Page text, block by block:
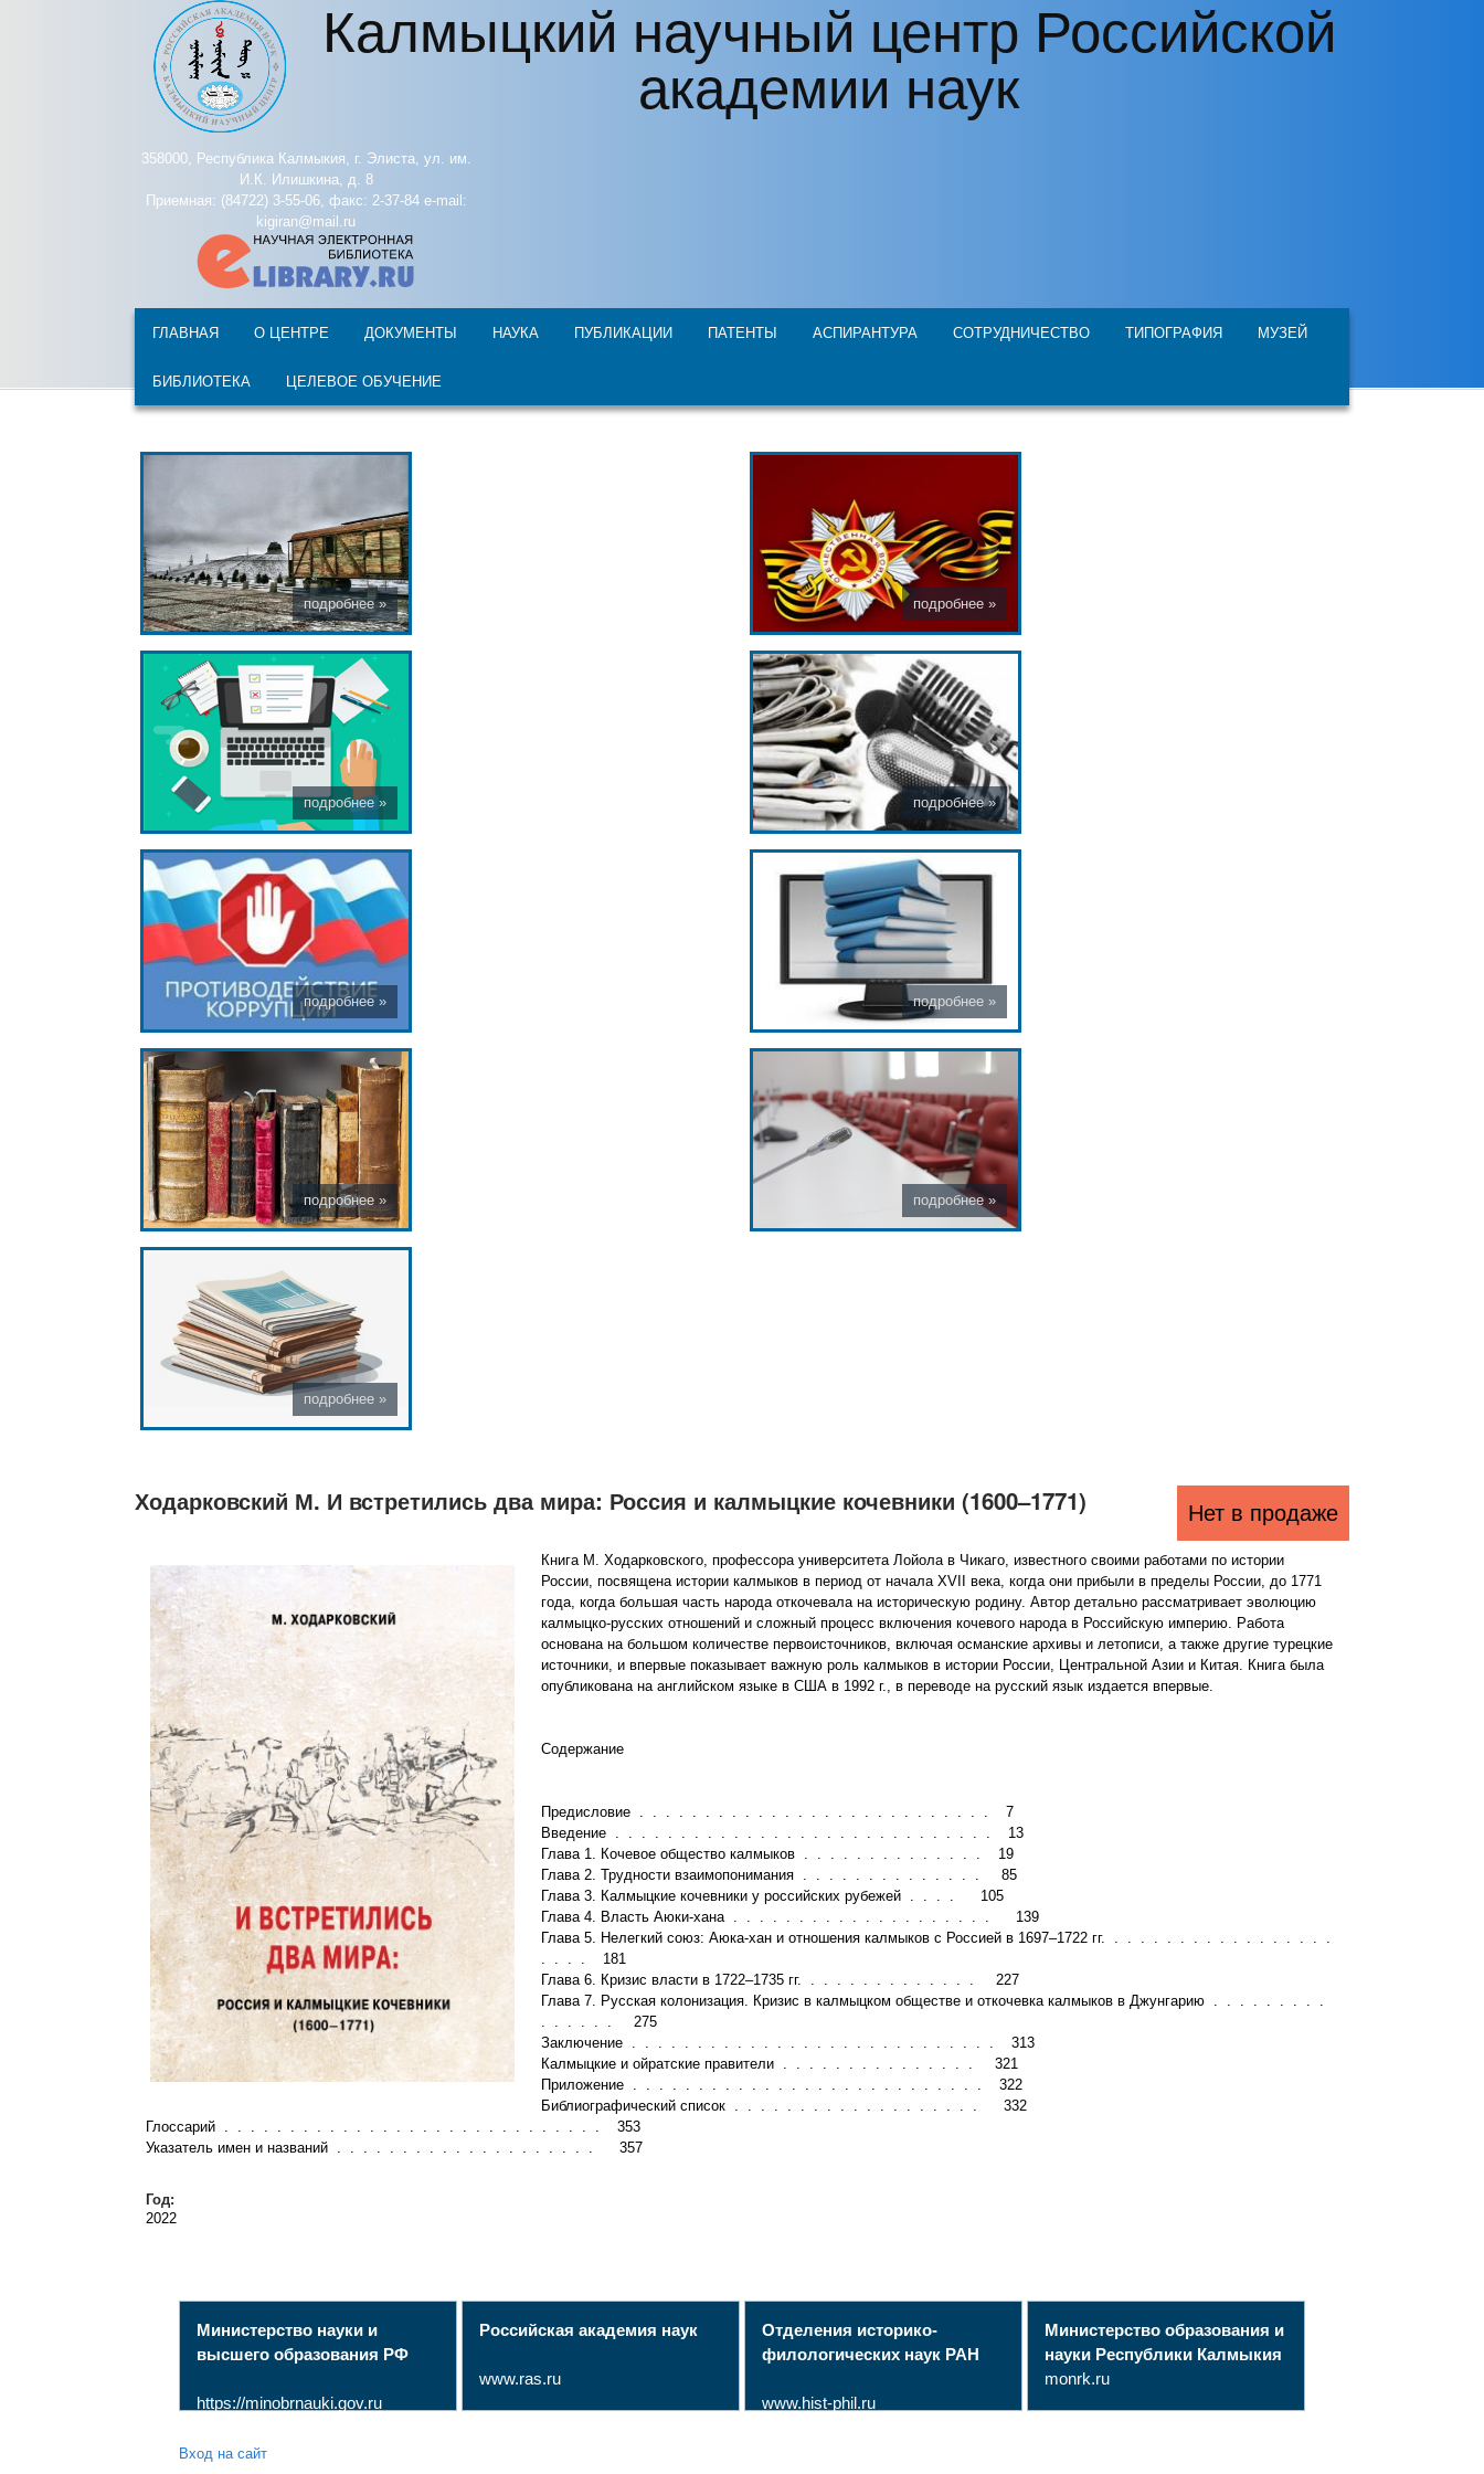
Перейти к основному содержанию Калмыцкий научный центр Российской
академии наук
358000, Республика Калмыкия, г. Элиста, ул. им.
И.К. Илишкина, д. 8
Приемная: (84722) 3-55-06, факс: 2-37-84 e-mail:
kigiran@mail.ru
ГЛАВНАЯ О ЦЕНТРЕ ДОКУМЕНТЫ НАУКА ПУБЛИКАЦИИ ПАТЕНТЫ АСПИРАНТУРА СОТРУДНИЧЕСТВО ТИПОГРАФИЯ МУЗЕЙ
БИБЛИОТЕКА ЦЕЛЕВОЕ ОБУЧЕНИЕ
Нет в продаже
Ходарковский М. И встретились два мира: Россия и калмыцкие кочевники (1600–1771)
Книга М. Ходарковского, профессора университета Лойола в Чикаго, известного своими работами по истории
России, посвящена истории калмыков в период от начала XVII века, когда они прибыли в пределы России, до 1771
года, когда большая часть народа откочевала на историческую родину. Автор детально рассматривает эволюцию
калмыцко-русских отношений и сложный процесс включения кочевого народа в Российскую империю. Работа
основана на большом количестве первоисточников, включая османские архивы и летописи, а также другие турецкие
источники, и впервые показывает важную роль калмыков в истории России, Центральной Азии и Китая. Книга была
опубликована на английском языке в США в 1992 г., в переводе на русский язык издается впервые.
Содержание
Предисловие . . . . . . . . . . . . . . . . . . . . . . . . . . . 7
Введение . . . . . . . . . . . . . . . . . . . . . . . . . . . . . 13
Глава 1. Кочевое общество калмыков . . . . . . . . . . . . . . 19
Глава 2. Трудности взаимопонимания . . . . . . . . . . . . . . 85
Глава 3. Калмыцкие кочевники у российских рубежей . . . . 105
Глава 4. Власть Аюки-хана . . . . . . . . . . . . . . . . . . . . 139
Глава 5. Нелегкий союз: Аюка-хан и отношения калмыков с Россией в 1697–1722 гг. . . . . . . . . . . . . . . . . .
. . . . 181
Глава 6. Кризис власти в 1722–1735 гг. . . . . . . . . . . . . . 227
Глава 7. Русская колонизация. Кризис в калмыцком обществе и откочевка калмыков в Джунгарию . . . . . . . . .
. . . . . . 275
Заключение . . . . . . . . . . . . . . . . . . . . . . . . . . . . 313
Калмыцкие и ойратские правители . . . . . . . . . . . . . . . 321
Приложение . . . . . . . . . . . . . . . . . . . . . . . . . . . 322
Библиографический список . . . . . . . . . . . . . . . . . . . 332
Глоссарий . . . . . . . . . . . . . . . . . . . . . . . . . . . . . 353
Указатель имен и названий . . . . . . . . . . . . . . . . . . . . 357
Год:
2022
Министерство науки и
высшего образования РФ
https://minobrnauki.gov.ru
Российская академия наук
www.ras.ru
Отделения историко-
филологических наук РАН
www.hist-phil.ru
Министерство образования и
науки Республики Калмыкия
monrk.ru
Вход на сайт